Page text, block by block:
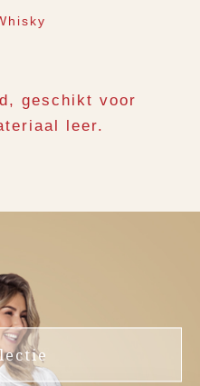
geschikt voor
leer.